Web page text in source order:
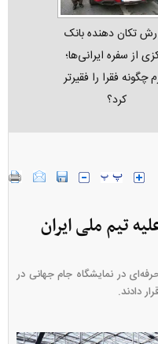
تکان‌ دهنده بانک
از سفره ایرانی‌ها؛
چگونه فقرا را فقیرتر
کرد؟
تیم ملی ایران
در نمایشگاه جام جهانی در
دادند.